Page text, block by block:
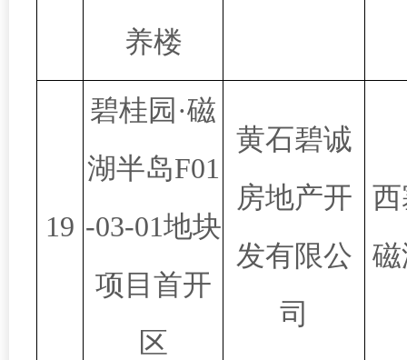
养楼
19
碧桂园·磁
湖半岛F01
-03-01地块
项目首开
区
黄石碧诚
房地产开
发有限公
司